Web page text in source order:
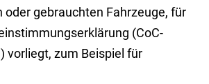
oder gebrauchten Fahrzeuge, für
(CoC-
vorliegt, zum Beispiel für